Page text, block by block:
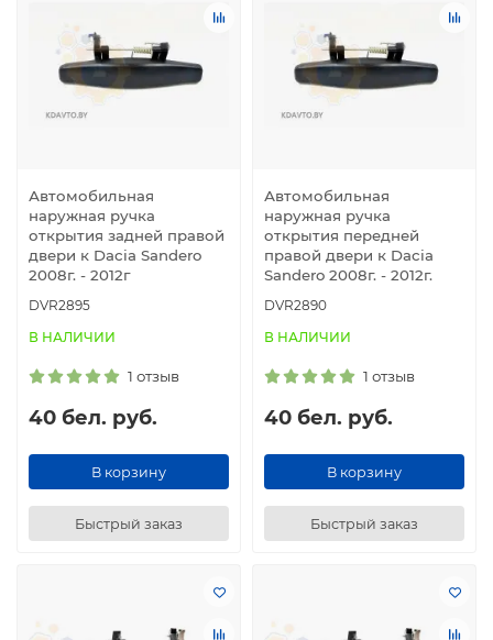
подчеркнут стиль и практичность вашего авто, делая его
использование максимально удобным.
Автомобильная
наружная ручка
открытия задней правой
двери к Dacia Sandero
2008г. - 2012г
DVR2895
В НАЛИЧИИ
1 отзыв
40 бел. руб.
В корзину
Быстрый заказ
Автомобильная
наружная ручка
открытия передней
правой двери к Dacia
Sandero 2008г. - 2012г.
DVR2890
В НАЛИЧИИ
1 отзыв
40 бел. руб.
В корзину
Быстрый заказ